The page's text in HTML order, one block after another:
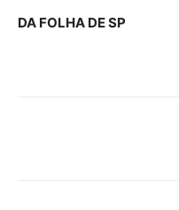
DA FOLHA DE SP